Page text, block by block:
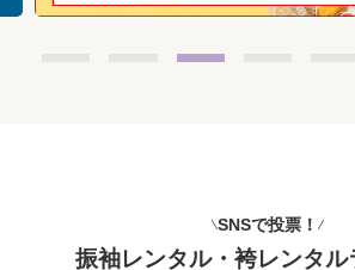
SNSで投票！
振袖レンタル・袴レンタル